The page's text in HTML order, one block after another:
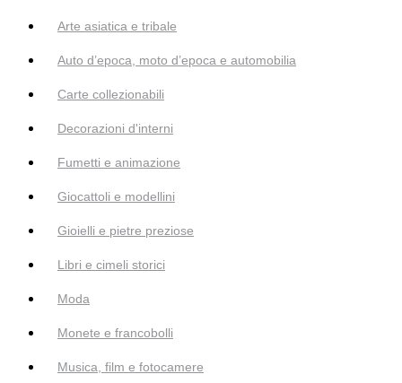
Arte asiatica e tribale
Auto d’epoca, moto d’epoca e automobilia
Carte collezionabili
Decorazioni d'interni
Fumetti e animazione
Giocattoli e modellini
Gioielli e pietre preziose
Libri e cimeli storici
Moda
Monete e francobolli
Musica, film e fotocamere